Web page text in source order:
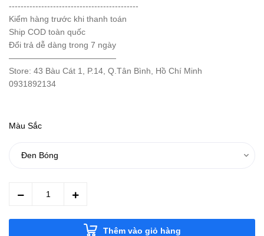
--------------------------------------------
Kiểm hàng trước khi thanh toán
Ship COD toàn quốc
Đổi trả dễ dàng trong 7 ngày
—————————————
Store: 43 Bàu Cát 1, P.14, Q.Tân Bình, Hồ Chí Minh
0931892134
Màu Sắc
Thêm vào giỏ hàng